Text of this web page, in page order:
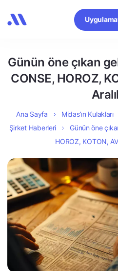
Günün öne çıkan
CONSE, HOROZ,
Ana Sayfa Midas’ın Kulakları
Şirket Haberleri
Günün öne
HOROZ, KOTON,